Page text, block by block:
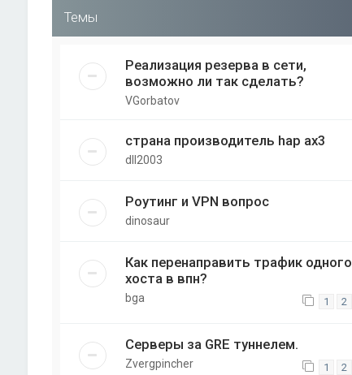
Темы
Реализация резерва в сети,
возможно ли так сделать?
VGorbatov
страна производитель hap ax3
dll2003
Роутинг и VPN вопрос
dinosaur
Как перенаправить трафик одного
хоста в впн?
bga 1 2
Серверы за GRE туннелем.
Zvergpincher 1 2